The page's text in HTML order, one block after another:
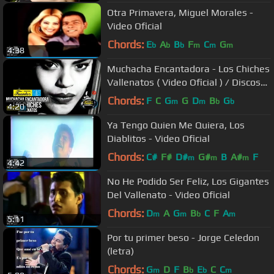
4:38
Otra Primavera, Miguel Morales -
Video Oficial
Chords: Eb Ab Bb Fm Cm Gm
4:20
Muchacha Encantadora - Los Chiches
Vallenatos ( Video Oficial ) / Discos
Fuentes
Chords: F C Gm G Dm Bb Gb
4:42
Ya Tengo Quien Me Quiera, Los
Diablitos - Video Oficial
Chords: C# F# D#m G#m B A#m F
5:11
No He Podido Ser Feliz, Los Gigantes
Del Vallenato - Video Oficial
Chords: Dm A Gm Bb C F Am
Por tu primer beso - Jorge Celedon
(letra)
Chords: Gm D F Bb Eb C Cm